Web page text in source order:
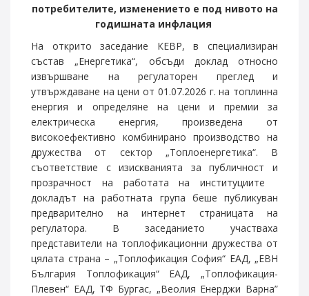
потребителите, изменението е под нивото на
годишната инфлация
На открито заседание КЕВР, в специализиран
състав „Енергетика“, обсъди доклад относно
извършване на регулаторен преглед и
утвърждаване на цени от 01.07.2026 г. на топлинна
енергия и определяне на цени и премии за
електрическа енергия, произведена от
високоефективно комбинирано производство на
дружества от сектор „Топлоенергетика“. В
съответствие с изискванията за публичност и
прозрачност на работата на институциите
докладът на работната група беше публикуван
предварително на интернет страницата на
регулатора. В заседанието участваха
представители на топлофикационни дружества от
цялата страна – „Топлофикация София“ ЕАД, „ЕВН
България Топлофикация“ ЕАД, „Топлофикация-
Плевен“ ЕАД, ТФ Бургас, „Веолия Енерджи Варна”